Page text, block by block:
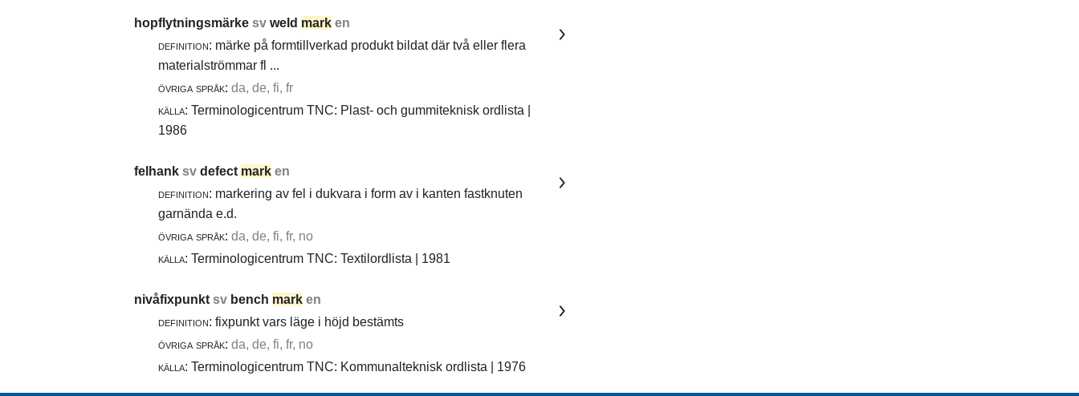
hopflytningsmärke sv weld mark en
definition: märke på formtillverkad produkt bildat där två eller flera
materialströmmar fl ...
övriga språk: da, de, fi, fr
källa: Terminologicentrum TNC: Plast- och gummiteknisk ordlista |
1986
felhank sv defect mark en
definition: markering av fel i dukvara i form av i kanten fastknuten
garnända e.d.
övriga språk: da, de, fi, fr, no
källa: Terminologicentrum TNC: Textilordlista | 1981
nivåfixpunktsv bench mark en
definition: fixpunkt vars läge i höjd bestämts
övriga språk: da, de, fi, fr, no
källa: Terminologicentrum TNC: Kommunalteknisk ordlista | 1976